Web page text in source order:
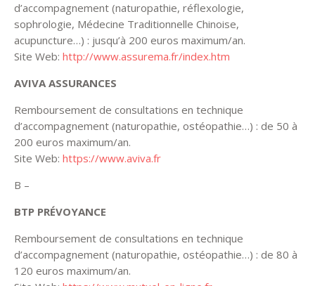
d’accompagnement (naturopathie, réflexologie,
sophrologie, Médecine Traditionnelle Chinoise,
acupuncture…) : jusqu’à 200 euros maximum/an.
Site Web: http://www.assurema.fr/index.htm
AVIVA ASSURANCES
Remboursement de consultations en technique
d’accompagnement (naturopathie, ostéopathie…) : de 50 à
200 euros maximum/an.
Site Web: https://www.aviva.fr
B –
BTP PRÉVOYANCE
Remboursement de consultations en technique
d’accompagnement (naturopathie, ostéopathie…) : de 80 à
120 euros maximum/an.